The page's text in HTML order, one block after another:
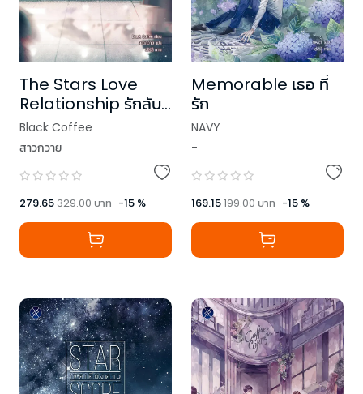
The Stars Love
Relationship รักลับ
ของซูเปอร์สตาร์
Black Coffee
สาวกวาย
279.65329.00บาท -15 %
Memorable เธอ ที่
รัก
NAVY
-
169.15199.00บาท -15 %